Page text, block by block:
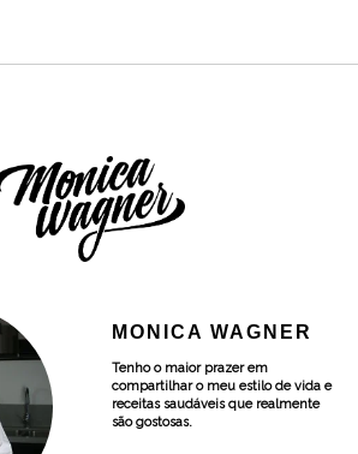
MONICA WAGNER
Tenho o maior prazer em
compartilhar o meu estilo de vida e
receitas saudáveis que realmente
são gostosas.